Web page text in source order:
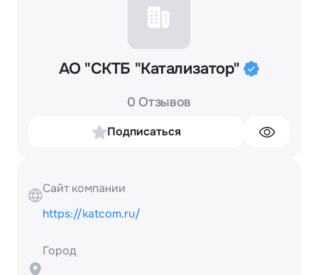
АО "СКТБ "Катализатор"
0 Отзывов
Подписаться
Сайт компании
https://katcom.ru/
Город